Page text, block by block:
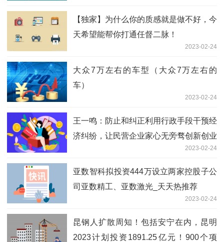
【独家】为什么你的质感就是做不好，今
天希望能帮你打通任督二脉！
2023-02-24
大众7万左右的车型（大众7万左右的
车）
2023-02-24
王一鸣：防止和纠正利用行政手段干预经
济纠纷，让民营企业家心无旁骛创新创业
2023-02-24
亚数智科拟投资444万设立两家控股子公
司亚数精工、亚数激光_天天热推荐
2023-02-24
昆钢人扩散周知！包括安宁在内，昆明
2023计划投资1891.25亿元！900个项